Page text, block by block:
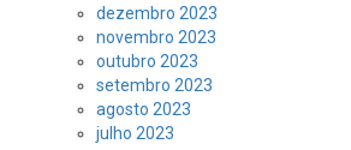
dezembro 2023
novembro 2023
outubro 2023
setembro 2023
agosto 2023
julho 2023